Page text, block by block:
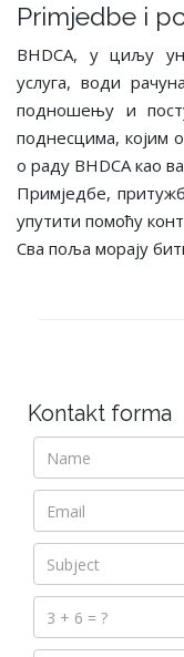
Primjedbe i
BHDCA, у циљу
услуга, води
подношењу и
поднесцима, којим
о раду BHDCA као
Примједбе,
упутити помоћу
Сва поља морају
Kontakt forma